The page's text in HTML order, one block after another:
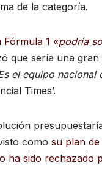
de la categoría.
1 «podría
que sería una gran
el equipo nacional
Times’.
como su plan de
ha sido rechazado